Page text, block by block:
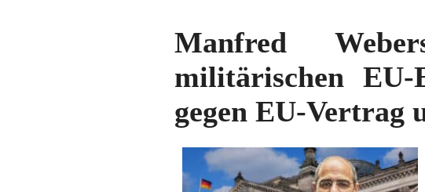
Manfred
militärischen
gegen EU-Vertrag